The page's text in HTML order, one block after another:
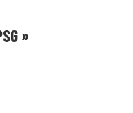
»